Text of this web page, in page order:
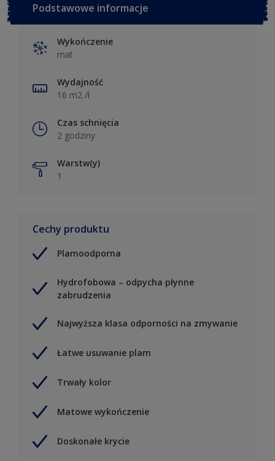
Podstawowe informacje
Wykończenie
mat
Wydajność
16 m2 /l
Czas schnięcia
2 godziny
Warstw(y)
1
Cechy produktu
Plamoodporna
Hydrofobowa – odpycha płynne
zabrudzenia
Najwyższa klasa odporności na zmywanie
Łatwe usuwanie plam
Trwały kolor
Matowe wykończenie
Doskonałe krycie